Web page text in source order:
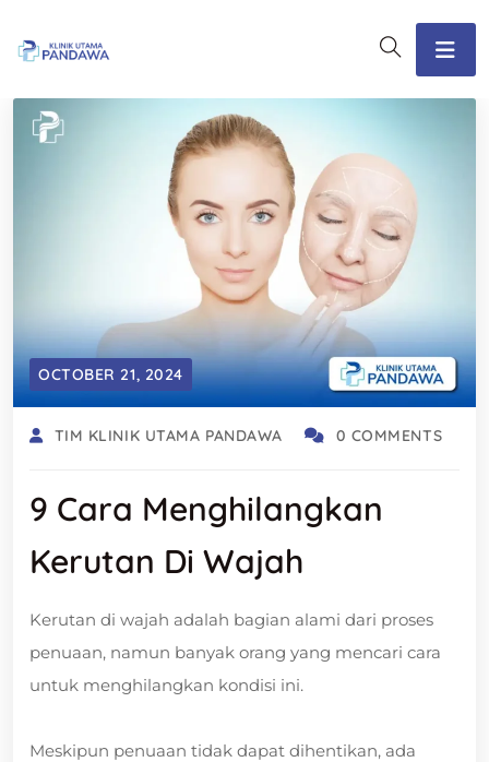
OCTOBER 21, 2024
TIM KLINIK UTAMA PANDAWA 0 COMMENTS
9 Cara Menghilangkan
Kerutan Di Wajah
Kerutan di wajah adalah bagian alami dari proses
penuaan, namun banyak orang yang mencari cara
untuk menghilangkan kondisi ini.
Meskipun penuaan tidak dapat dihentikan, ada